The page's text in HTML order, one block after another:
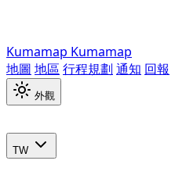
Kumamap Kumamap
地圖 地區 行程規劃 通知 回報
外觀
TW